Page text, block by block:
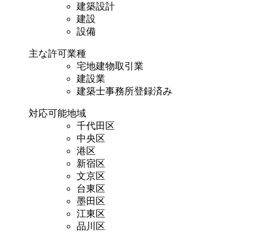
建築設計
建設
設備
主な許可業種
宅地建物取引業
建設業
建築士事務所登録済み
対応可能地域
千代田区
中央区
港区
新宿区
文京区
台東区
墨田区
江東区
品川区